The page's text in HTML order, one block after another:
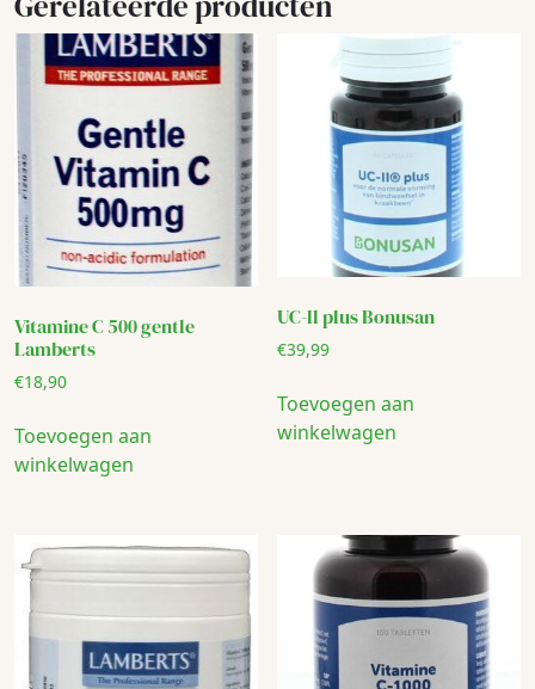
Vitamine C 500 gentle
Lamberts
€18,90
Toevoegen aan
winkelwagen
UC-ll plus Bonusan
€39,99
Toevoegen aan
winkelwagen